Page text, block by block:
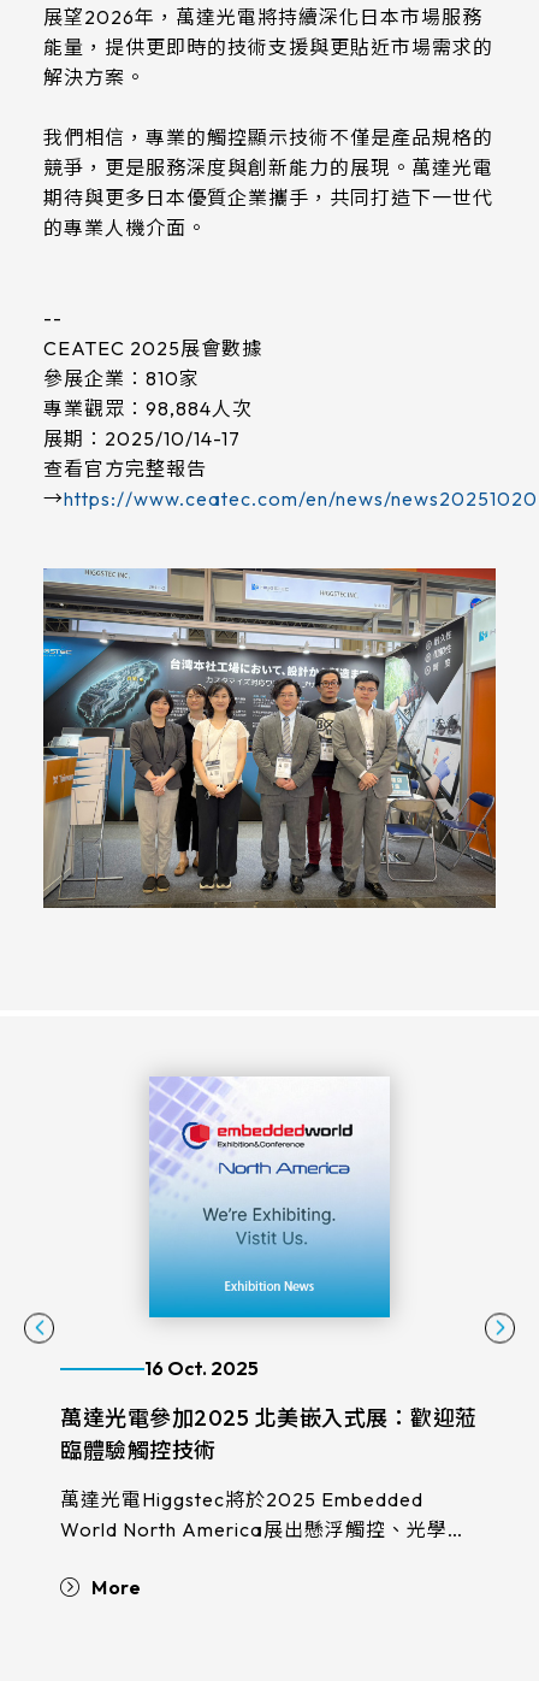
展望2026年，萬達光電將持續深化日本市場服務
能量，提供更即時的技術支援與更貼近市場需求的
解決方案。
我們相信，專業的觸控顯示技術不僅是產品規格的
競爭，更是服務深度與創新能力的展現。萬達光電
期待與更多日本優質企業攜手，共同打造下一世代
的專業人機介面。
--
CEATEC 2025展會數據
參展企業：810家
專業觀眾：98,884人次
展期：2025/10/14-17
查看官方完整報告
→https://www.ceatec.com/en/news/
16 Oct. 2025
萬達光電參加2025 北美嵌入式展：歡迎蒞
臨體驗觸控技術
萬達光電Higgstec將於2025 Embedded
World North America展出懸浮觸控、光學整
式應用無限可能！
More